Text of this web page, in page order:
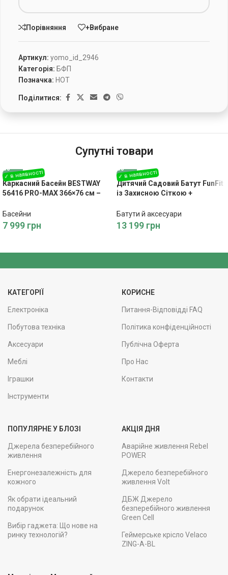
Порівняння +Вибране
Артикул: yomo_id_2946
Категорія: БФП
Позначка: HOT
Поділитися:
Супутні товари
Каркасний Басейн BESTWAY
56416 PRO-MAX 366×76 см –
Басейни
7 999 грн
Дитячий Садовий Батут FunFit
із Захисною Сіткою +
Батути й аксесуари
13 199 грн
КАТЕГОРІЇ
Електроніка
Побутова техніка
Аксесуари
Меблі
Іграшки
Інструменти
КОРИСНЕ
Питання-Відповідді FAQ
Політика конфіденційності
Публічна Оферта
Про Нас
Контакти
ПОПУЛЯРНЕ У БЛОЗІ
Джерела безперебійного
живлення
Енергонезалежність для
кожного
Як обрати ідеальний
подарунок
Вибір гаджета: Що нове на
ринку технологій?
АКЦІЯ ДНЯ
Аварійне живлення Rebel
POWER
Джерело безперебійного
живлення Volt
ДБЖ Джерело
безперебійного живлення
Green Cell
Геймерське крісло Velaco
ZING-A-BL